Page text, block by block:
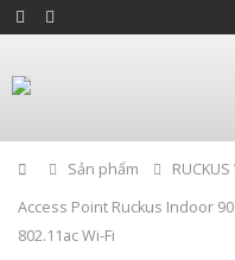
Home
Sản phẩm
RUCKUS
Access Point Ruckus Indoor
802.11ac Wi-Fi